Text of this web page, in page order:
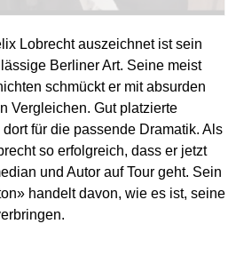
Lobrecht auszeichnet ist sein
Berliner Art. Seine meist
schmückt er mit absurden
Vergleichen. Gut platzierte
für die passende Dramatik. Als
so erfolgreich, dass er jetzt
und Autor auf Tour geht. Sein
handelt davon, wie es ist, seine